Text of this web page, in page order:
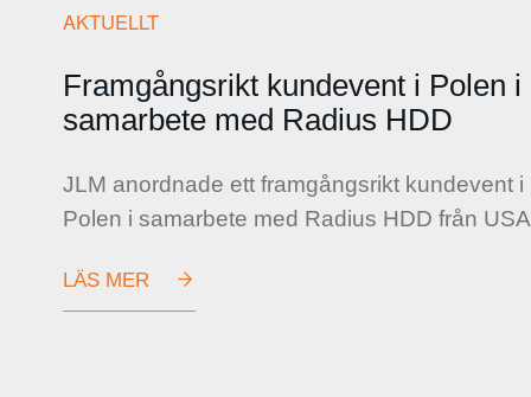
AKTUELLT
Framgångsrikt kundevent i Polen i
samarbete med Radius HDD
JLM anordnade ett framgångsrikt kundevent i
Polen i samarbete med Radius HDD från
LÄS MER